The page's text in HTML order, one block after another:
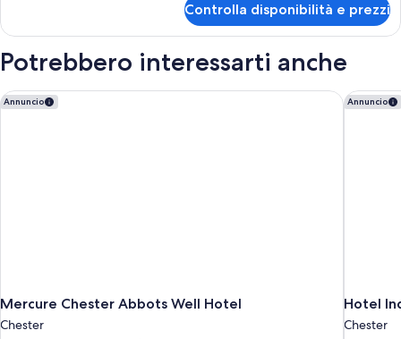
Twin
1
Bedroom
Double
Twin
1
Bedroom
Controlla disponibilità e prezzi
Potrebbero interessarti anche
Annuncio
Mercure Chester Abbots Well Hotel
Chester
Mercure Chester Abbots Well Hotel Annuncio
Hotel
Chester
Hotel